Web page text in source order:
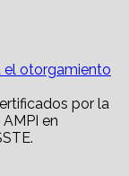
el otorgamiento